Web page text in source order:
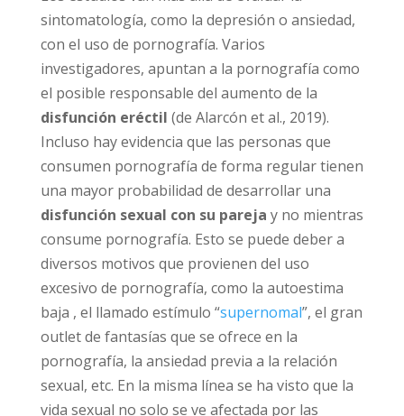
Los estudios van más allá de evaluar la
sintomatología, como la depresión o
ansiedad, con el uso de pornografía. Varios
investigadores, apuntan a la pornografía
como el posible responsable del aumento de
la
disfunción eréctil
(de Alarcón et al., 2019).
Incluso hay evidencia que las personas que
consumen pornografía de forma regular
tienen una mayor probabilidad de desarrollar
disfunción sexual con su pareja
y no
mientras consume pornografía. Esto se
puede deber a diversos motivos que
provienen del uso excesivo de pornografía,
como la autoestima baja , el llamado estímulo
supernomal
”, el gran outlet de fantasías que
se ofrece en la pornografía, la ansiedad
previa a la relación sexual, etc. En la misma